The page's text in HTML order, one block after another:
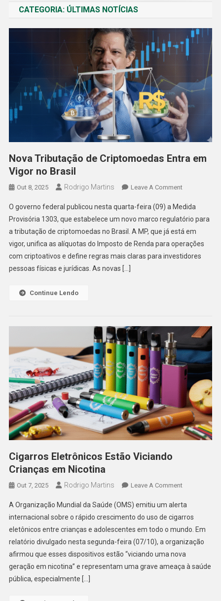
CATEGORIA: ÚLTIMAS NOTÍCIAS
Nova Tributação de Criptomoedas Entra em
Vigor no Brasil
Out 8, 2025 Rodrigo Martins Leave A CommentOn
Tributação
De
Entra
Em
O governo federal publicou nesta quarta-feira (09) a Medida
Provisória 1303, que estabelece um novo marco regulatório para
a tributação de criptomoedas no Brasil. A MP, que já está em
vigor, unifica as alíquotas do Imposto de Renda para operações
com criptoativos e define regras mais claras para investidores
pessoas físicas e jurídicas. As novas […]
Continue Lendo
Cigarros Eletrônicos Estão Viciando
Crianças em Nicotina
Out 7, 2025 Rodrigo Martins Leave A CommentOn
Eletrônicos
Estão
Viciando
Crianças
Em
Nicotina
A Organização Mundial da Saúde (OMS) emitiu um alerta
internacional sobre o rápido crescimento do uso de cigarros
eletônicos entre crianças e adolescentes em todo o mundo. Em
relatório divulgado nesta segunda-feira (07/10), a organização
afirmou que esses dispositivos estão “viciando uma nova
geração em nicotina” e representam uma grave ameaça à saúde
pública, especialmente […]